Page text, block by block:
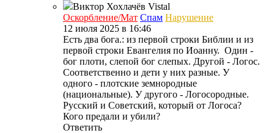
Виктор Хохлачёв Vistal
Оскорбление/Мат Спам Нарушение
12 июля 2025 в 16:46
Есть два бога.: из первой строки Библии и из
первой строки Евангелия по Иоанну. Один -
бог плоти, слепой бог слепых. Другой - Логос.
Соответственно и дети у них разные. У
одного - плотские земнородные
(национальные). У другого - Логосородные.
Русский и Советский, который от Логоса?
Кого предали и убили?
Ответить